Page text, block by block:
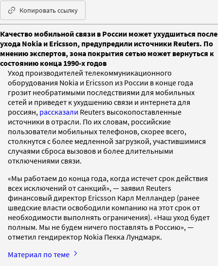
Копировать ссылку
Качество мобильной связи в России может ухудшиться после
ухода Nokia и Ericsson, предупредили источники Reuters. По
мнению экспертов, зона покрытия сетью может вернуться к
состоянию конца 1990-х годов
Уход производителей телекоммуникационного
оборудования Nokia и Ericsson из России в конце года
грозит необратимыми последствиями для мобильных
сетей и приведет к ухудшению связи и интернета для
россиян, рассказали Reuters высокопоставленные
источники в отрасли. По их словам, российские
пользователи мобильных телефонов, скорее всего,
столкнутся с более медленной загрузкой, участившимися
случаями сброса вызовов и более длительными
отключениями связи.
«Мы работаем до конца года, когда истечет срок действия
всех исключений от санкций», — заявил Reuters
финансовый директор Ericsson Карл Мелландер (ранее
шведские власти освободили компанию на этот срок от
необходимости выполнять ограничения). «Наш уход будет
полным. Мы не будем ничего поставлять в Россию», —
отметил гендиректор Nokia Пекка Лундмарк.
Материал по теме